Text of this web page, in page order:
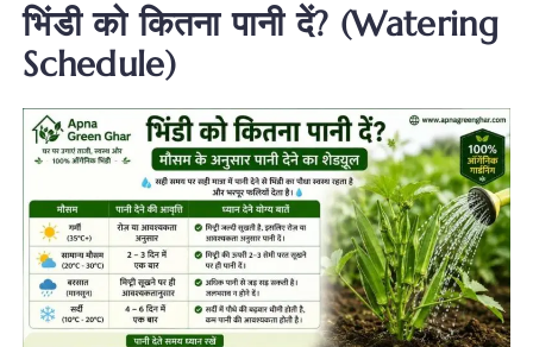
भिंडी को कितना पानी दें? (Watering
Schedule)